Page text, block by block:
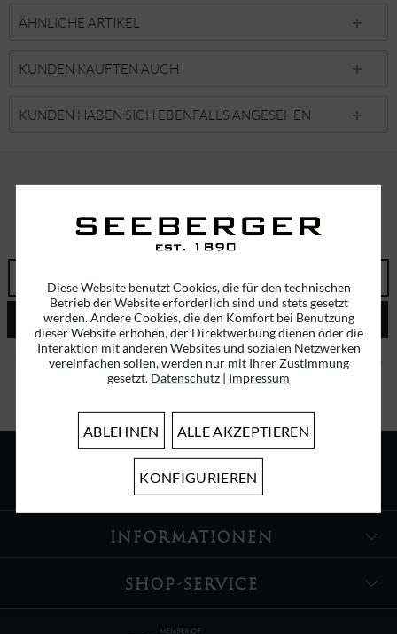
ÄHNLICHE ARTIKEL
KUNDEN KAUFTEN AUCH
KUNDEN HABEN SICH EBENFALLS ANGESEHEN
ABONNIEREN SIE UNSEREN NEWSLETTER!
ERHALTEN SIE EINMALIG EINEN 5 EURO GUTSCHEIN
ABSENDEN
Ich habe dieDatenschutzbestimmungenzur Kenntnis genommen.
ÜBER UNS
INFORMATIONEN
SHOP-SERVICE
Diese Website benutzt Cookies, die für den technischen
Betrieb der Website erforderlich sind und stets gesetzt
werden. Andere Cookies, die den Komfort bei Benutzung
dieser Website erhöhen, der Direktwerbung dienen oder die
Interaktion mit anderen Websites und sozialen Netzwerken
vereinfachen sollen, werden nur mit Ihrer Zustimmung
gesetzt. Datenschutz | Impressum
ABLEHNEN ALLE AKZEPTIEREN
KONFIGURIEREN